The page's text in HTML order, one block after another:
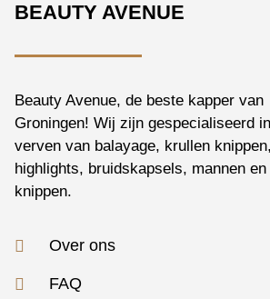
BEAUTY AVENUE
Beauty Avenue, de beste kapper van
Groningen! Wij zijn gespecialiseerd
verven van balayage, krullen knippen,
highlights, bruidskapsels, mannen
knippen.
Over ons
FAQ